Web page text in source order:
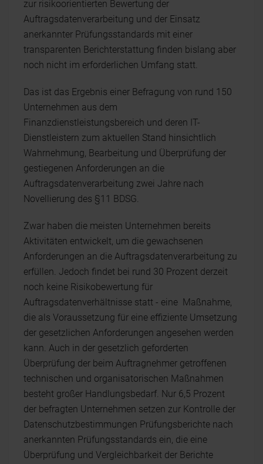
zur risikoorientierten Bewertung der
Auftragsdatenverarbeitung und der Einsatz
anerkannter Prüfungsstandards mit einer
transparenten Berichterstattung finden bislang aber
noch nicht im erforderlichen Umfang statt.
Das ist das Ergebnis einer Befragung von rund 150
Unternehmen aus dem
Finanzdienstleistungsbereich und deren IT-
Dienstleistern zum aktuellen Stand hinsichtlich
Wahrnehmung, Bearbeitung und Überprüfung der
gestiegenen Anforderungen an die
Auftragsdatenverarbeitung zwei Jahre nach
Novellierung des §11 BDSG.
Zwar haben die meisten Unternehmen bereits
Aktivitäten entwickelt, um die gewachsenen
Anforderungen an die Auftragsdatenverarbeitung zu
erfüllen. Jedoch findet bei rund 30 Prozent derzeit
noch keine Risikobewertung für
Auftragsdatenverhältnisse statt - eine Maßnahme,
die als Voraussetzung für eine effiziente Umsetzung
der gesetzlichen Anforderungen angesehen werden
kann. Auch in der gesetzlich geforderten
Überprüfung der beim Auftragnehmer getroffenen
technischen und organisatorischen Maßnahmen
besteht großer Handlungsbedarf. Nur 6,5 Prozent
der befragten Unternehmen setzen zur Kontrolle der
Datenschutzbestimmungen Prüfungsberichte nach
anerkannten Prüfungsstandards ein, die eine
Überprüfung und Vergleichbarkeit der Berichte